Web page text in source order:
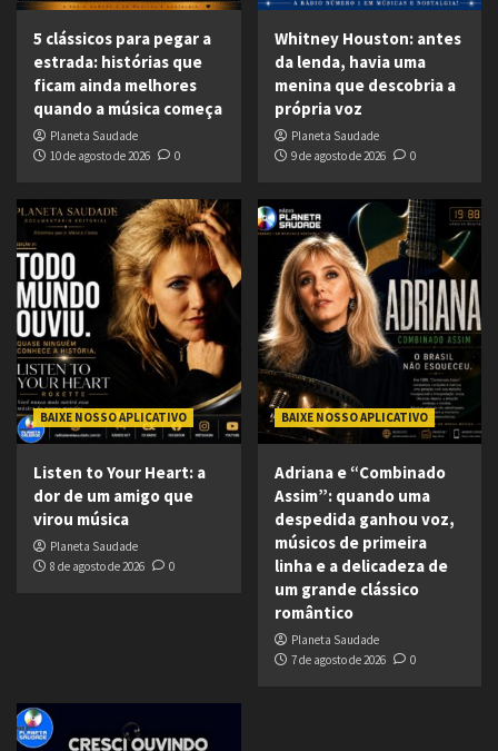
5 clássicos para pegar a
estrada: histórias que
ficam ainda melhores
quando a música começa
Planeta Saudade
10 de agosto de 2026
0
Whitney Houston: antes
da lenda, havia uma
menina que descobria a
própria voz
Planeta Saudade
9 de agosto de 2026
0
BAIXE NOSSO APLICATIVO
Listen to Your Heart: a
dor de um amigo que
virou música
Planeta Saudade
8 de agosto de 2026
0
BAIXE NOSSO APLICATIVO
Adriana e “Combinado
Assim”: quando uma
despedida ganhou voz,
músicos de primeira
linha e a delicadeza de
um grande clássico
romântico
Planeta Saudade
7 de agosto de 2026
0